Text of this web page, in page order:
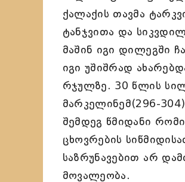
ქალაქის თავმა
ტანჯვითა და
მაშინ იგი დილეგში
იგი უშიშრად
რჯულზე. 30 წლის
მარკელინემ(296-
შემდეგ წმიდანი
ცხოვრების
საზრუნავებით არ
მოვალეობა.